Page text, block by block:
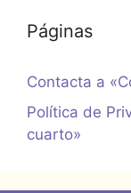
Páginas
Contacta a
Política de
cuarto»